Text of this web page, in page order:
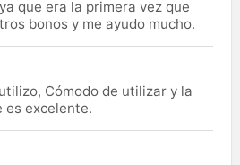
que era la primera vez que
bonos y me ayudo mucho.
Cómodo de utilizar y la
es excelente.